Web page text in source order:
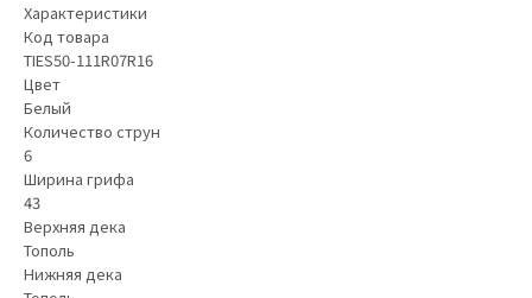
Характеристики
Код товара
TIES50-111R07R16
Цвет
Белый
Количество струн
6
Ширина грифа
43
Верхняя дека
Тополь
Нижняя дека